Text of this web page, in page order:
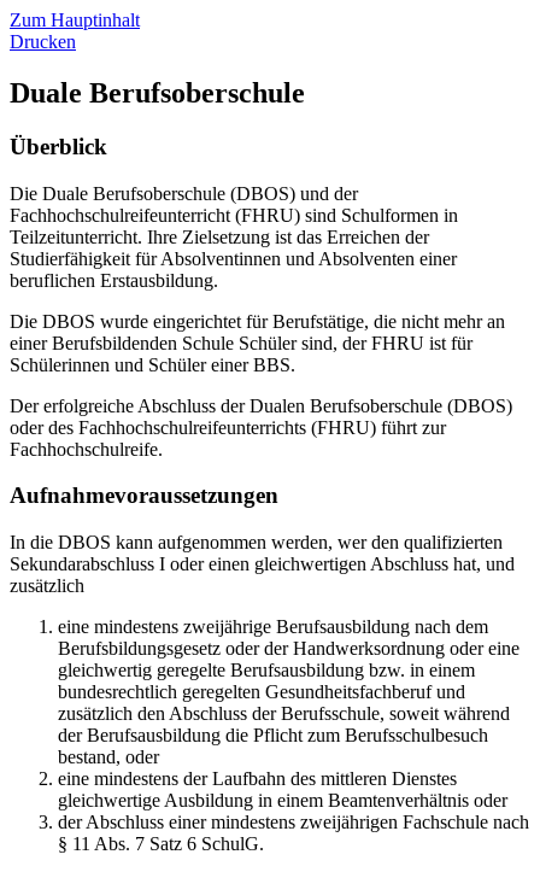
Zum Hauptinhalt
Drucken
Duale Berufsoberschule
Überblick
Die Duale Berufsoberschule (DBOS) und der
Fachhochschulreifeunterricht (FHRU) sind Schulformen in
Teilzeitunterricht. Ihre Zielsetzung ist das Erreichen der
Studierfähigkeit für Absolventinnen und Absolventen einer
beruflichen Erstausbildung.
Die DBOS wurde eingerichtet für Berufstätige, die nicht mehr an
einer Berufsbildenden Schule Schüler sind, der FHRU ist für
Schülerinnen und Schüler einer BBS.
Der erfolgreiche Abschluss der Dualen Berufsoberschule (DBOS)
oder des Fachhochschulreifeunterrichts (FHRU) führt zur
Fachhochschulreife.
Aufnahmevoraussetzungen
In die DBOS kann aufgenommen werden, wer den qualifizierten
Sekundarabschluss I oder einen gleichwertigen Abschluss hat, und
zusätzlich
eine mindestens zweijährige Berufsausbildung nach dem
Berufsbildungsgesetz oder der Handwerksordnung oder eine
gleichwertig geregelte Berufsausbildung bzw. in einem
bundesrechtlich geregelten Gesundheitsfachberuf und
zusätzlich den Abschluss der Berufsschule, soweit während
der Berufsausbildung die Pflicht zum Berufsschulbesuch
bestand, oder
eine mindestens der Laufbahn des mittleren Dienstes
gleichwertige Ausbildung in einem Beamtenverhältnis oder
der Abschluss einer mindestens zweijährigen Fachschule nach
§ 11 Abs. 7 Satz 6 SchulG.